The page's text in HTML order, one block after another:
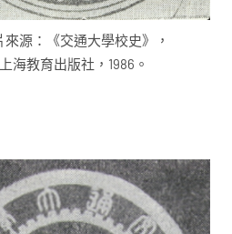
來源：《交通大學校史》，
上海教育出版社，1986。